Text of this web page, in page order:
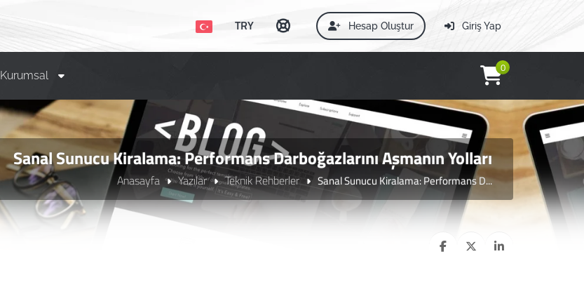
Giriş Yap
Hesap Oluştur
TRY
Kurumsal
0
Sanal Sunucu Kiralama: Performans Darboğazlarını Aşmanın Yolları
Anasayfa Yazılar Teknik Rehberler Sanal Sunucu Kiralama: Performans D...